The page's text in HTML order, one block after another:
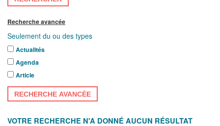
Recherche avancée
Seulement du ou des types
Actualités
Agenda
Article
RECHERCHE AVANCÉE
VOTRE RECHERCHE N'A DONNÉ AUCUN RÉSULTAT